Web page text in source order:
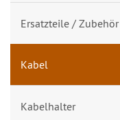
Ersatzteile / Zubehör
Kabel
Kabelhalter